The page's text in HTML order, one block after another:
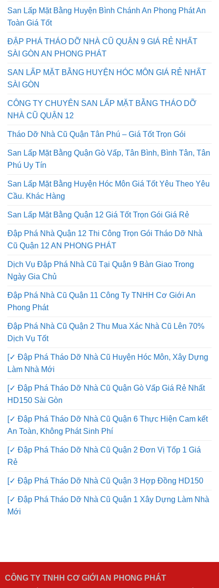
San Lấp Mặt Bằng Huyện Bình Chánh An Phong Phát An
Toàn Giá Tốt
ĐẬP PHÁ THÁO DỠ NHÀ CŨ QUẬN 9 GIÁ RẺ NHẤT
SÀI GÒN AN PHONG PHÁT
SAN LẤP MẶT BẰNG HUYỆN HÓC MÔN GIÁ RẺ NHẤT
SÀI GÒN
CÔNG TY CHUYÊN SAN LẤP MẶT BẰNG THÁO DỠ
NHÀ CŨ QUẬN 12
Tháo Dỡ Nhà Cũ Quận Tân Phú – Giá Tốt Trọn Gói
San Lấp Mặt Bằng Quận Gò Vấp, Tân Bình, Bình Tân, Tân
Phú Uy Tín
San Lấp Mặt Bằng Huyện Hóc Môn Giá Tốt Yêu Theo Yêu
Cầu. Khác Hàng
San Lấp Mặt Bằng Quận 12 Giá Tốt Trọn Gói Giá Rẻ
Đập Phá Nhà Quận 12 Thi Công Trọn Gói Tháo Dỡ Nhà
Cũ Quận 12 AN PHONG PHÁT
Dịch Vụ Đập Phá Nhà Cũ Tại Quận 9 Bàn Giao Trong
Ngày Gia Chủ
Đập Phá Nhà Cũ Quận 11 Công Ty TNHH Cơ Giới An
Phong Phát
Đập Phá Nhà Cũ Quận 2 Thu Mua Xác Nhà Cũ Lên 70%
Dịch Vụ Tốt
[✓ Đập Phá Tháo Dỡ Nhà Cũ Huyện Hóc Môn, Xây Dựng
Làm Nhà Mới
[✓ Đập Phá Tháo Dỡ Nhà Cũ Quận Gò Vấp Giá Rẻ Nhất
HD150 Sài Gòn
[✓ Đập Phá Tháo Dỡ Nhà Cũ Quận 6 Thực Hiện Cam kết
An Toàn, Không Phát Sinh Phí
[✓ Đập Phá Tháo Dỡ Nhà Cũ Quận 2 Đơn Vị Tốp 1 Giá
Rẻ
[✓ Đập Phá Tháo Dỡ Nhà Cũ Quận 3 Hợp Đồng HD150
[✓ Đập Phá Tháo Dỡ Nhà Cũ Quận 1 Xây Dựng Làm Nhà
Mới
CÔNG TY TNHH CƠ GIỚI AN PHONG PHÁT